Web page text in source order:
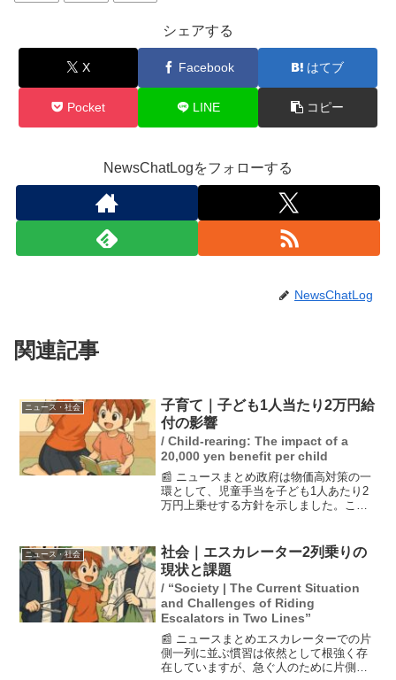
シェアする
X Facebook はてブ
Pocket LINE コピー
NewsChatLogをフォローする
NewsChatLog
関連記事
ニュース・社会
子育て｜子ども1人当たり2万円給
付の影響
/ Child-rearing: The impact of a
20,000 yen benefit per child
📰 ニュースまとめ政府は物価高対策の一
環として、児童手当を子ども1人あたり2
万円上乗せする方針を示しました。この
その効果について『即効的ではあるが一
時的』と指摘していま...
ニュース・社会
社会｜エスカレーター2列乗りの
現状と課題
/ “Society | The Current Situation
and Challenges of Riding
Escalators in Two Lines”
📰 ニュースまとめエスカレーターでの片
側一列に並ぶ慣習は依然として根強く存
在していますが、急ぐ人のために片側を